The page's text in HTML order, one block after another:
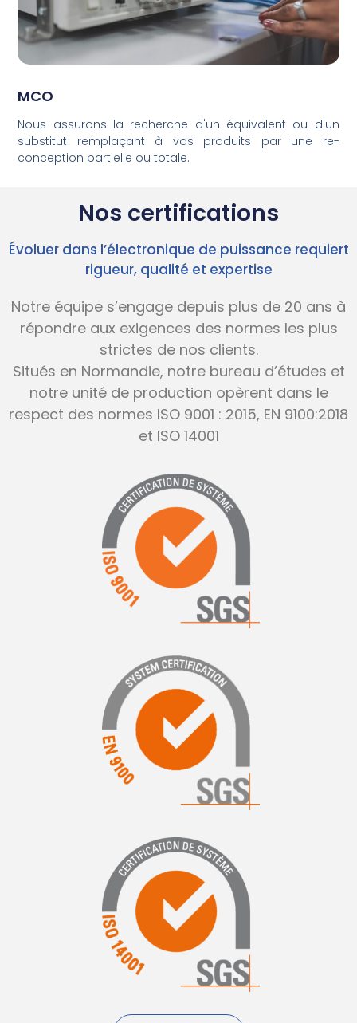
MCO
Nous assurons la recherche d'un équivalent ou d'un
substitut remplaçant à vos produits par une re-
conception partielle ou totale.
Nos certifications
Évoluer dans l’électronique de puissance requiert
rigueur, qualité et expertise
Notre équipe s’engage depuis plus de 20 ans à
répondre aux exigences des normes les plus
strictes de nos clients.
Situés en Normandie, notre bureau d’études et
notre unité de production opèrent dans le
respect des normes ISO 9001 : 2015, EN 9100:2018
et ISO 14001